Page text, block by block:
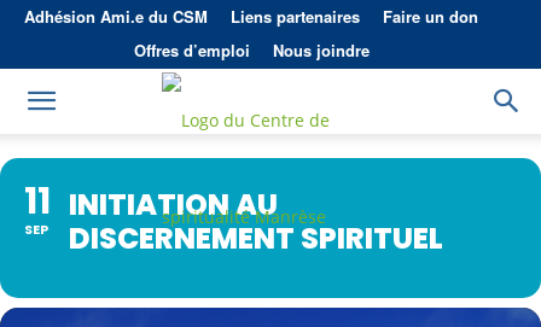
Adhésion Ami.e du CSM Liens partenaires
Faire un don
Offres d’emploi
Nous joindre
11
SEP
INITIATION AU
DISCERNEMENT SPIRITUEL